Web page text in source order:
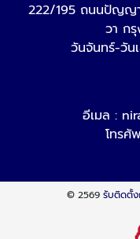
222/195 ถนนปัญญ
วา ก
วันจันทร์-วัน
อีเมล :
โทรศั
© 2569 รับติดตั้ง